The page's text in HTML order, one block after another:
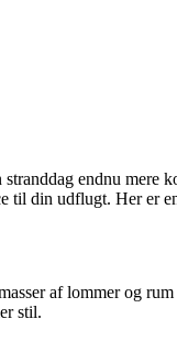
endnu
til din udflugt. Her er
af lommer og
stil.